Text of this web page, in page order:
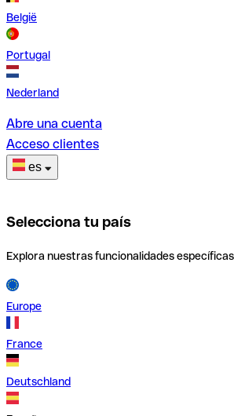
België
Portugal
Nederland
Abre una cuenta
Acceso clientes
es
Selecciona tu país
Explora nuestras funcionalidades
Europe
France
Deutschland